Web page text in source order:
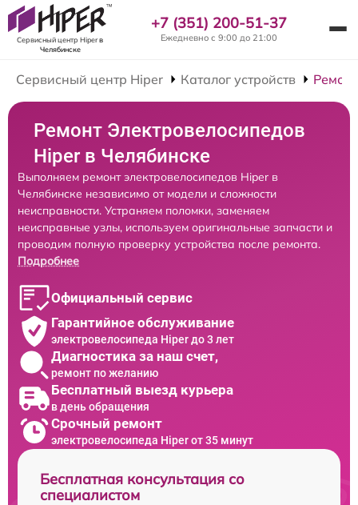
Сервисный центр Hiperв
Челябинске
+7 (351) 200-51-37
Ежедневно с 9:00 до 21:00
Сервисный центр Hiper Каталог устройств
Ремонт Электровелосипедов
Hiper в Челябинске
Выполняем ремонт электровелосипедов Hiper в
Челябинске независимо от модели и сложности
неисправности. Устраняем поломки, заменяем
неисправные узлы, используем оригинальные запчасти и
проводим полную проверку устройства после ремонта.
Подробнее
Официальный сервис
Гарантийное обслуживание
электровелосипеда Hiper до 3 лет
Диагностика за наш счет,
ремонт по желанию
Бесплатный выезд курьера
в день обращения
Срочный ремонт
электровелосипеда Hiper от 35 минут
Бесплатная консультация со
специалистом